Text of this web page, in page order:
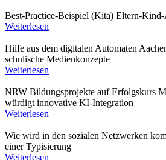
Best-Practice-Beispiel (Kita) Eltern-Kind-
Weiterlesen
Hilfe aus dem digitalen Automaten
schulische Medienkonzepte
Weiterlesen
NRW Bildungsprojekte auf Erfolgskurs
würdigt innovative KI-Integration
Weiterlesen
Wie wird in den sozialen Netzwerken
einer Typisierung
Weiterlesen